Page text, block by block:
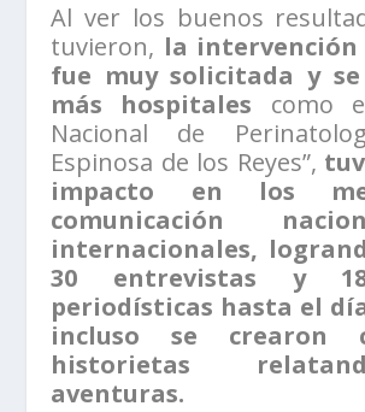
Al ver los buenos
tuvieron, la intervención
fue muy solicitada y
más hospitales como
Nacional de
Espinosa de los Reyes”,
impacto en los
comunicación
internacionales,
30 entrevistas y
periodísticas hasta el
incluso se crearon
historietas
aventuras.